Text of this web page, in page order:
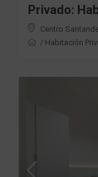
Privado:
Centro
/ Habitación